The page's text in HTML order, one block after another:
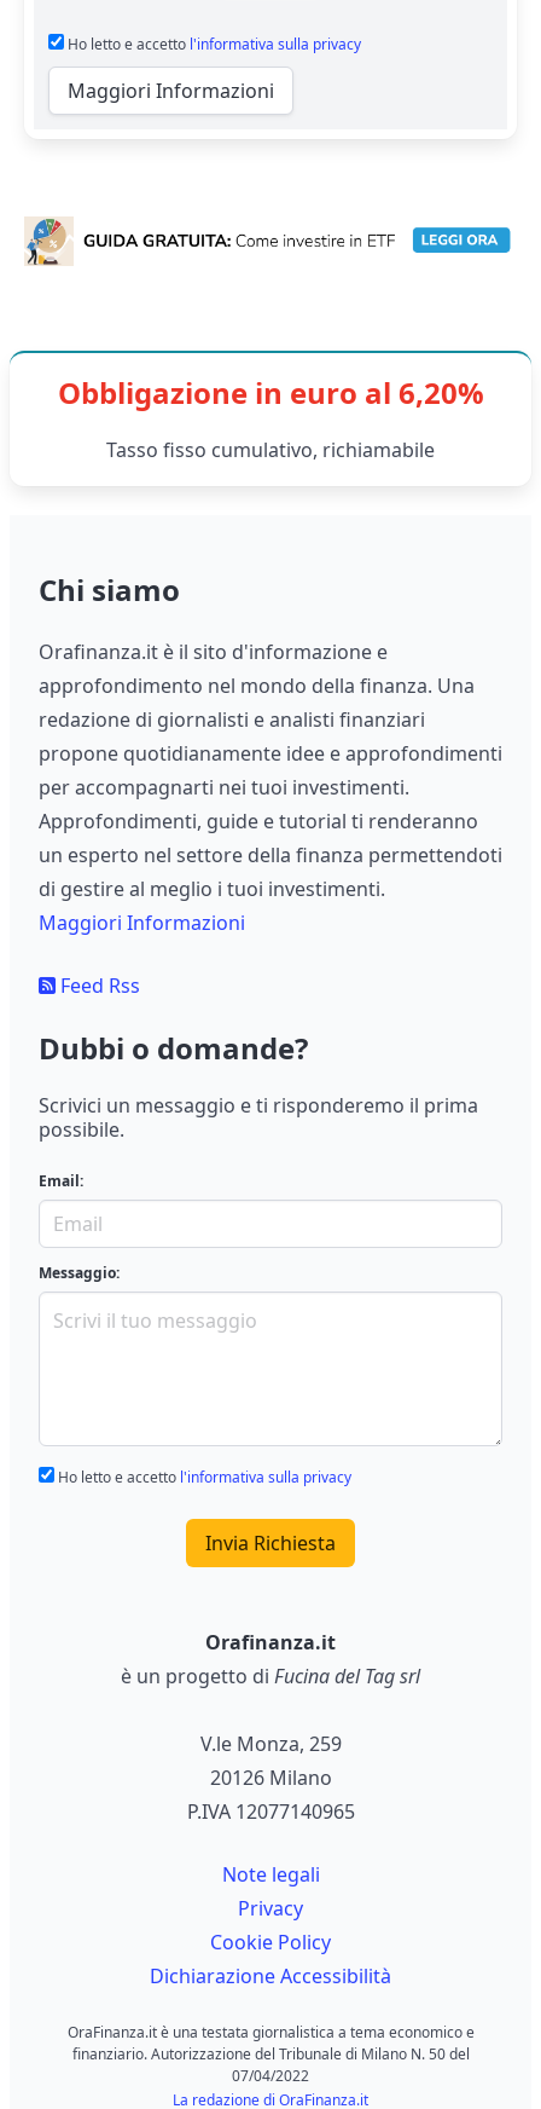
Ho letto e accetto l'informativa sulla privacy
Maggiori Informazioni
Obbligazione in euro al 6,20%
Tasso fisso cumulativo, richiamabile
Chi siamo
Orafinanza.it è il sito d'informazione e
approfondimento nel mondo della finanza. Una
redazione di giornalisti e analisti finanziari
propone quotidianamente idee e approfondimenti
per accompagnarti nei tuoi investimenti.
Approfondimenti, guide e tutorial ti renderanno
un esperto nel settore della finanza permettendoti
di gestire al meglio i tuoi investimenti.
Maggiori Informazioni
Feed Rss
Dubbi o domande?
Scrivici un messaggio e ti risponderemo il prima
possibile.
Email:
Messaggio:
Ho letto e accetto l'informativa sulla privacy
Invia Richiesta
Orafinanza.it
è un progetto di Fucina del Tag srl
V.le Monza, 259
20126 Milano
P.IVA 12077140965
Note legali
Privacy
Cookie Policy
Dichiarazione Accessibilità
OraFinanza.it è una testata giornalistica a tema economico e
finanziario. Autorizzazione del Tribunale di Milano N. 50 del
07/04/2022
La redazione di OraFinanza.it